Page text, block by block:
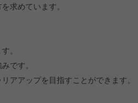
求めています。
。
です。
アアップを目指すことができます。